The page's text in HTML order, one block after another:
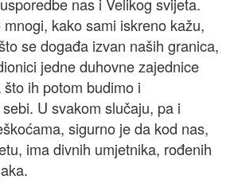
kako sami iskreno kažu,
se događa izvan naših granica,
jedne duhovne zajednice
ih potom budimo i
U svakom slučaju, pa i
sigurno je da kod nas,
ima divnih umjetnika, rođenih